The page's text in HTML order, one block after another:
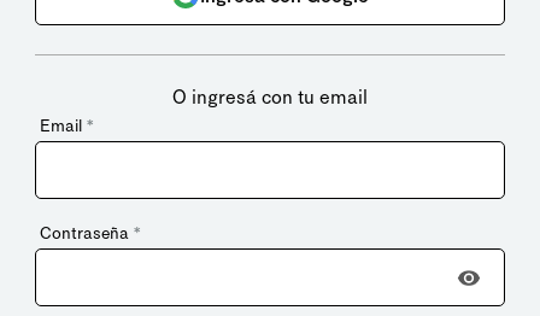
O ingresá con tu email
Email *
Contraseña *